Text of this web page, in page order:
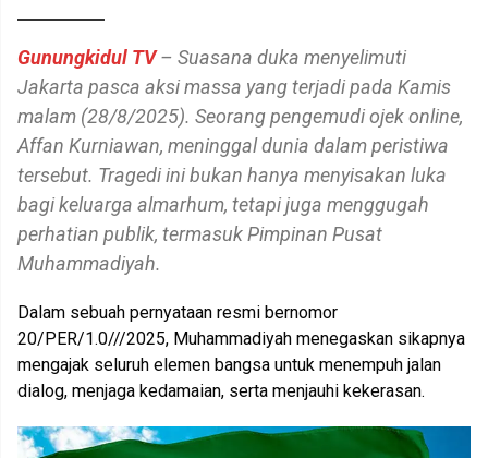
Gunungkidul TV– Suasana duka menyelimuti
Jakarta pasca aksi massa yang terjadi pada Kamis
malam (28/8/2025). Seorang pengemudi ojek online,
Affan Kurniawan, meninggal dunia dalam peristiwa
tersebut. Tragedi ini bukan hanya menyisakan luka
bagi keluarga almarhum, tetapi juga menggugah
perhatian publik, termasuk Pimpinan Pusat
Muhammadiyah.
Dalam sebuah pernyataan resmi bernomor
20/PER/1.0///2025, Muhammadiyah menegaskan sikapnya
mengajak seluruh elemen bangsa untuk menempuh jalan
dialog, menjaga kedamaian, serta menjauhi kekerasan.